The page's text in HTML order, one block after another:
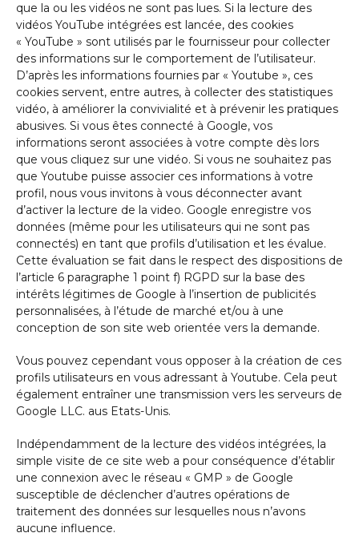
que la ou les vidéos ne sont pas lues. Si la lecture des
vidéos YouTube intégrées est lancée, des cookies
« YouTube » sont utilisés par le fournisseur pour collecter
des informations sur le comportement de l’utilisateur.
D’après les informations fournies par « Youtube », ces
cookies servent, entre autres, à collecter des statistiques
vidéo, à améliorer la convivialité et à prévenir les pratiques
abusives. Si vous êtes connecté à Google, vos
informations seront associées à votre compte dès lors
que vous cliquez sur une vidéo. Si vous ne souhaitez pas
que Youtube puisse associer ces informations à votre
profil, nous vous invitons à vous déconnecter avant
d’activer la lecture de la video. Google enregistre vos
données (même pour les utilisateurs qui ne sont pas
connectés) en tant que profils d’utilisation et les évalue.
Cette évaluation se fait dans le respect des dispositions de
l’article 6 paragraphe 1 point f) RGPD sur la base des
intérêts légitimes de Google à l’insertion de publicités
personnalisées, à l’étude de marché et/ou à une
conception de son site web orientée vers la demande.
Vous pouvez cependant vous opposer à la création de ces
profils utilisateurs en vous adressant à Youtube. Cela peut
également entraîner une transmission vers les serveurs de
Google LLC. aus Etats-Unis.
Indépendamment de la lecture des vidéos intégrées, la
simple visite de ce site web a pour conséquence d’établir
une connexion avec le réseau « GMP » de Google
susceptible de déclencher d’autres opérations de
traitement des données sur lesquelles nous n’avons
aucune influence.